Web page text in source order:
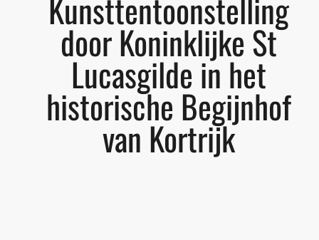
door Koninklijke St
Lucasgilde in het
historische Begijnhof
van Kortrijk